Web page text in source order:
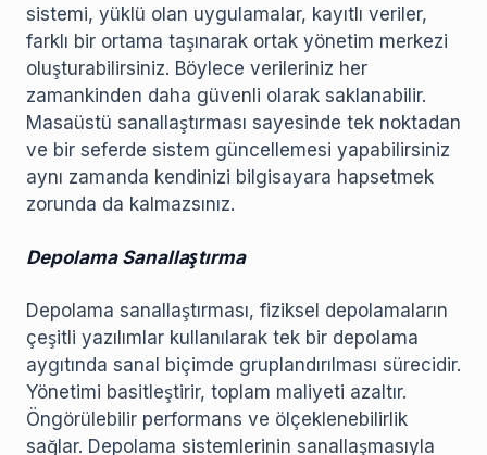
sistemi, yüklü olan uygulamalar, kayıtlı veriler,
farklı bir ortama taşınarak ortak yönetim merkezi
oluşturabilirsiniz. Böylece verileriniz her
zamankinden daha güvenli olarak saklanabilir.
Masaüstü sanallaştırması sayesinde tek noktadan
ve bir seferde sistem güncellemesi yapabilirsiniz
aynı zamanda kendinizi bilgisayara hapsetmek
zorunda da kalmazsınız.
Depolama Sanallaştırma
Depolama sanallaştırması, fiziksel depolamaların
çeşitli yazılımlar kullanılarak tek bir depolama
aygıtında sanal biçimde gruplandırılması sürecidir.
Yönetimi basitleştirir, toplam maliyeti azaltır.
Öngörülebilir performans ve ölçeklenebilirlik
sağlar. Depolama sistemlerinin sanallaşmasıyla